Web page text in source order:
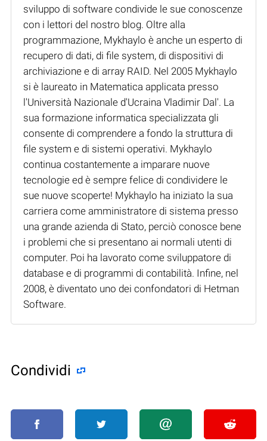
sviluppo di software condivide le sue conoscenze
con i lettori del nostro blog. Oltre alla
programmazione, Mykhaylo è anche un esperto di
recupero di dati, di file system, di dispositivi di
archiviazione e di array RAID. Nel 2005 Mykhaylo
si è laureato in Matematica applicata presso
l'Università Nazionale d'Ucraina Vladimir Dal'. La
sua formazione informatica specializzata gli
consente di comprendere a fondo la struttura di
file system e di sistemi operativi. Mykhaylo
continua costantemente a imparare nuove
tecnologie ed è sempre felice di condividere le
sue nuove scoperte! Mykhaylo ha iniziato la sua
carriera come amministratore di sistema presso
una grande azienda di Stato, perciò conosce bene
i problemi che si presentano ai normali utenti di
computer. Poi ha lavorato come sviluppatore di
database e di programmi di contabilità. Infine, nel
2008, è diventato uno dei confondatori di Hetman
Software.
Condividi